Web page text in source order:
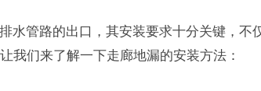
水管路的出口，其安装要求十分关键，不
我们来了解一下走廊地漏的安装方法：